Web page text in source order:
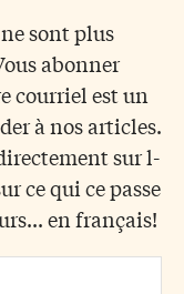
sont plus
abonner
courriel est un
à nos articles.
sur l-
ce qui ce passe
en français!